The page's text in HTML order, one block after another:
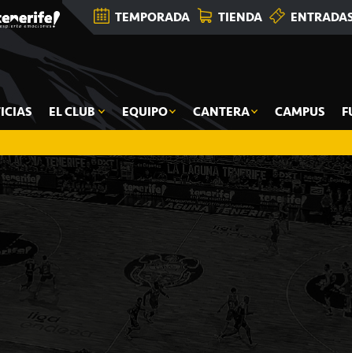
TEMPORADA TIENDA
EL CLUB EQUIPO CANTERA CAMPUS